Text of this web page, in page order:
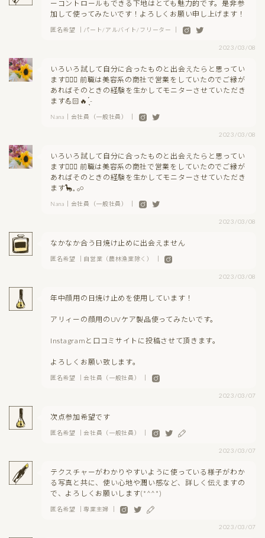
ーコントロールもできる下地はとても魅力的です。是非参
加して使ってみたいです！よろしくお願い申し上げます！
匿名希望 ｜パート/アルバイト/フリーター ｜
2023/03/08
いろいろ試して自分に合ったものと出会えたらと思ってい
ます🙋🏼‍♀️ 前職は美容系の商社で営業をしていたのでご縁が
あればそのときの経験を生かしてモニターさせていただき
ます💪🏻🔥 ̖́-
Nana｜会社員（一般社員） ｜
2023/03/08
いろいろ試して自分に合ったものと出会えたらと思ってい
ます🙋🏼‍♀️ 前職は美容系の商社で営業をしていたのでご縁が
あればそのときの経験を生かしてモニターさせていただき
ます🦕𓈒 𓂂𓏸
Nana｜会社員（一般社員） ｜
2023/03/08
なかなか合う日焼け止めに出会えません
匿名希望 ｜自営業（農林漁業除く） ｜
2023/03/08
年中顔用の日焼け止めを使用しています！
アリィーの顔用のUVケア製品使ってみたいです。
Instagramと口コミサイトに投稿させて頂きます。
よろしくお願い致します。
匿名希望 ｜会社員（一般社員） ｜
2023/03/07
次点参加希望です
匿名希望 ｜会社員（一般社員） ｜
2023/03/07
テクスチャーがわかりやすいように使っている様子がわか
る写真と共に、使い心地や潤い感など、詳しく伝えますの
で、よろしくお願いします(*^^*)
匿名希望 ｜専業主婦 ｜
2023/03/07